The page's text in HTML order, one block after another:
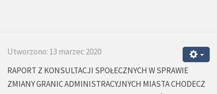
Utworzono: 13 marzec 2020
RAPORT Z KONSULTACJI SPOŁECZNYCH W SPRAWIE
ZMIANY GRANIC ADMINISTRACYJNYCH MIASTA CHODECZ